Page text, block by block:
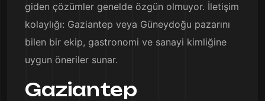
giden çözümler genelde özgün olmuyor. İletişim
kolaylığı: Gaziantep veya Güneydoğu pazarını
bilen bir ekip, gastronomi ve sanayi kimliğine
uygun öneriler sunar.
Gaziantep